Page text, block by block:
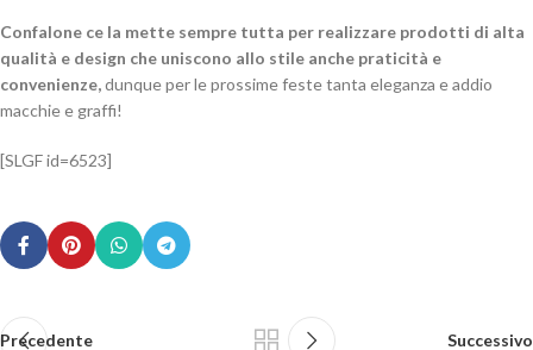
Confalone ce la mette sempre tutta per realizzare prodotti di alta
qualità e design che uniscono allo stile anche praticità e
convenienze,dunque per le prossime feste tanta eleganza e addio
macchie e graffi!
[SLGF id=6523]
Precedente Successivo